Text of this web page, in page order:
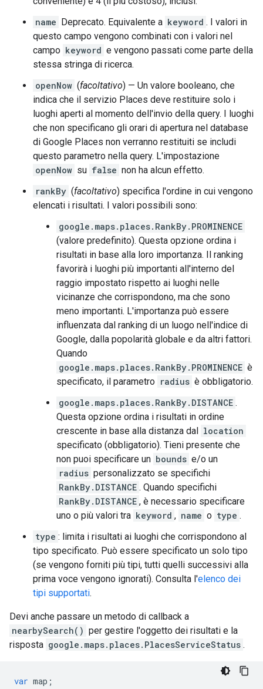
name
Deprecato. Equivalente a keyword . I valori in
questo campo vengono combinati con i valori nel
campo keyword e vengono passati come parte della
stessa stringa di ricerca.
openNow (facoltativo) — Un valore booleano, che
indica che il servizio Places deve restituire solo i
luoghi aperti al momento dell'invio della query. I luoghi
che non specificano gli orari di apertura nel database
di Google Places non verranno restituiti se includi
questo parametro nella query. L'impostazione
openNow su false non ha alcun effetto.
rankBy (facoltativo) specifica l'ordine in cui vengono
elencati i risultati. I valori possibili sono:
google.maps.places.RankBy.PROMINENCE
(valore predefinito). Questa opzione ordina i
risultati in base alla loro importanza. Il ranking
favorirà i luoghi più importanti all'interno del
raggio impostato rispetto ai luoghi nelle
vicinanze che corrispondono, ma che sono
meno importanti. L'importanza può essere
influenzata dal ranking di un luogo nell'indice di
Google, dalla popolarità globale e da altri fattori.
Quando
google.maps.places.RankBy.PROMINENCE è
specificato, il parametro radius è obbligatorio.
google.maps.places.RankBy.DISTANCE .
Questa opzione ordina i risultati in ordine
crescente in base alla distanza dal
location
specificato (obbligatorio). Tieni presente che
non puoi specificare un bounds e/o un
radius personalizzato se specifichi
RankBy.DISTANCE . Quando specifichi
RankBy.DISTANCE , è necessario specificare
uno o più valori tra keyword , name o type .
type : limita i risultati ai luoghi che corrispondono al
tipo specificato. Può essere specificato un solo tipo
(se vengono forniti più tipi, tutti quelli successivi alla
prima voce vengono ignorati). Consulta l'elenco dei
tipi supportati.
Devi anche passare un metodo di callback a
nearbySearch() per gestire l'oggetto dei risultati e la
risposta google.maps.places.PlacesServiceStatus .
var map ;